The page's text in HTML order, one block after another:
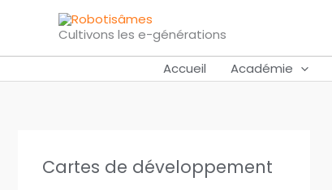
contenu
Cultivons les e-générations
Accueil Académie
Cartes de développement